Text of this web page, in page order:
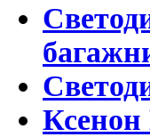
Ксенон